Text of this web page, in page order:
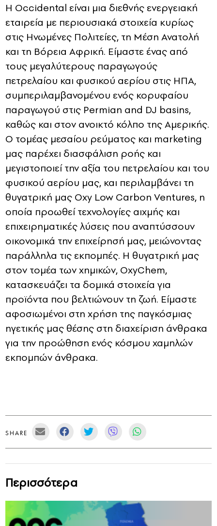
Η Occidental είναι μια διεθνής ενεργειακή
εταιρεία με περιουσιακά στοιχεία κυρίως
στις Ηνωμένες Πολιτείες, τη Μέση Ανατολή
και τη Βόρεια Αφρική. Είμαστε ένας από
τους μεγαλύτερους παραγωγούς
πετρελαίου και φυσικού αερίου στις ΗΠΑ,
συμπεριλαμβανομένου ενός κορυφαίου
παραγωγού στις Permian and DJ basins,
καθώς και στον ανοικτό κόλπο της Αμερικής.
Ο τομέας μεσαίου ρεύματος και marketing
μας παρέχει διασφάλιση ροής και
μεγιστοποιεί την αξία του πετρελαίου και του
φυσικού αερίου μας, και περιλαμβάνει τη
θυγατρική μας Oxy Low Carbon Ventures, η
οποία προωθεί τεχνολογίες αιχμής και
επιχειρηματικές λύσεις που αναπτύσσουν
οικονομικά την επιχείρησή μας, μειώνοντας
παράλληλα τις εκπομπές. Η θυγατρική μας
στον τομέα των χημικών, OxyChem,
κατασκευάζει τα δομικά στοιχεία για
προϊόντα που βελτιώνουν τη ζωή. Είμαστε
αφοσιωμένοι στη χρήση της παγκόσμιας
ηγετικής μας θέσης στη διαχείριση άνθρακα
για την προώθηση ενός κόσμου χαμηλών
εκπομπών άνθρακα.
SHARE
Περισσότερα